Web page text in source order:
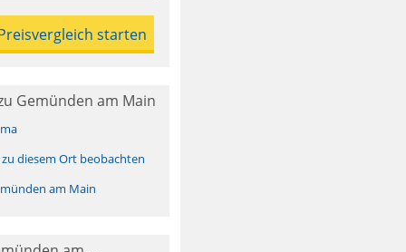
Gemünden am Main
diesem Ort beobachten
am Main